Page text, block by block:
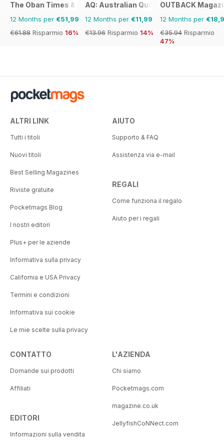
The Oban Times & Lochaber Times
12 Months per €51,99
€61.88 Risparmio 16%
AQ: Australian Quarterly
12 Months per €11,99
€13.96 Risparmio 14%
OUTBACK
12 Months per
€35.94 Risparmio
47%
ALTRI LINK
Tutti i titoli
Nuovi titoli
Best Selling Magazines
Riviste gratuite
Pocketmags Blog
I nostri editori
Plus+ per le aziende
Informativa sulla privacy
California e USA Privacy
Termini e condizioni
Informativa sui cookie
Le mie scelte sulla privacy
AIUTO
Supporto & FAQ
Assistenza via e-mail
REGALI
Come funziona il regalo
Aiuto per i regali
CONTATTO
Domande sui prodotti
Affiliati
EDITORI
Informazioni sulla vendita
L'AZIENDA
Chi siamo
Pocketmags.com
magazine.co.uk
JellyfishCoNNect.com